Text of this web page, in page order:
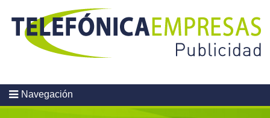
content
Navegación